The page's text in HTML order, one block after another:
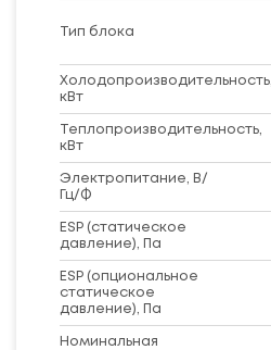
Тип блока
Холодопроизводительность,
кВт
Теплопроизводительность,
кВт
Электропитание, В/
Гц/Ф
ESP (статическое
давление), Па
ESP (опциональное
статическое
давление), Па
Номинальная